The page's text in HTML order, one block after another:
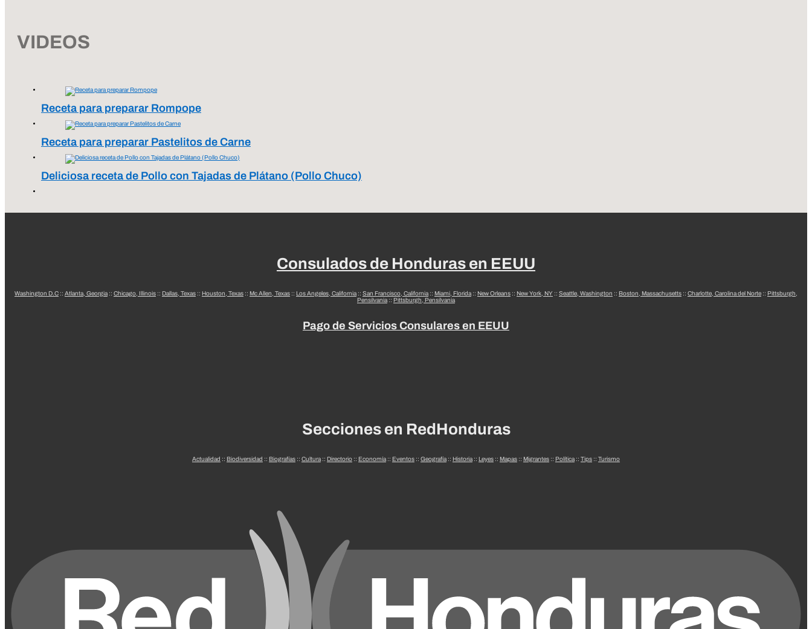
VIDEOS
Receta para preparar Rompope
Receta para preparar Pastelitos de Carne
Deliciosa receta de Pollo con Tajadas de Plátano (Pollo Chuco)
Consulados de Honduras en EEUU
Washington D.C :: Atlanta, Georgia:: Chicago, Illinois :: Dallas, Texas :: Houston, Texas :: Mc Allen, Texas :: Los Angeles, California:: San Francisco, California:: Miami, Florida:: New Orleans :: New York, NY :: Seattle, Washington :: Boston, Massachusetts :: Charlotte, Carolina del Norte :: Pittsburgh,
Pensilvania:: Pittsburgh, Pensilvania
Pago de Servicios Consulares en EEUU
Secciones en RedHonduras
Actualidad :: Biodiversidad :: Biografías :: Cultura :: Directorio :: Economía :: Eventos :: Geografía :: Historia :: Leyes :: Mapas :: Migrantes :: Política :: Tips :: Turismo